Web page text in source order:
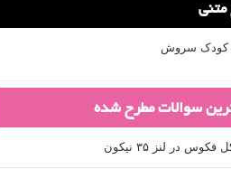
متنی
کودک سروش
سوالات مطرح شده
در لنز ۳۵ نیکون